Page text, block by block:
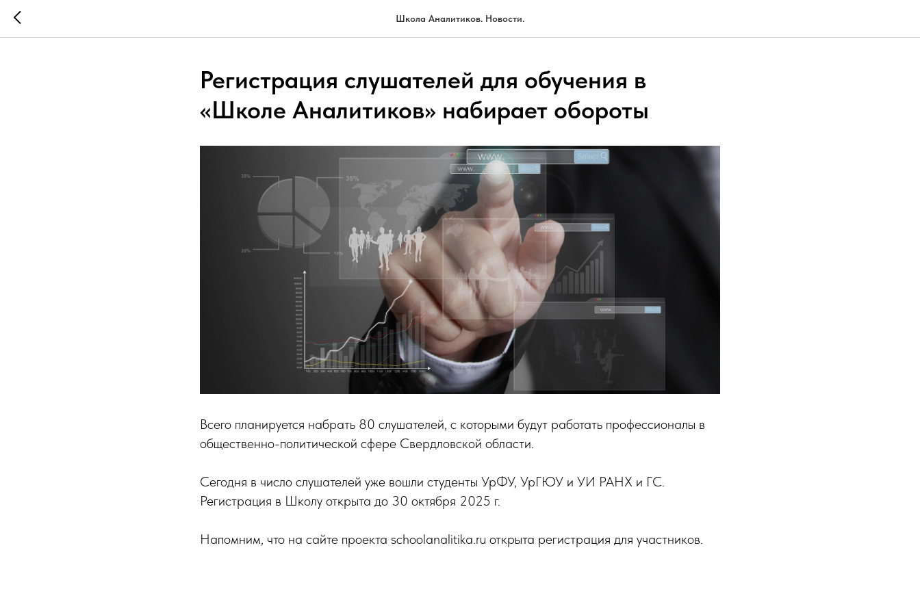
Школа Аналитиков. Новости.
Регистрация слушателей для обучения в
«Школе Аналитиков» набирает обороты
Всего планируется набрать 80 слушателей, с которыми будут работать профессионалы в
общественно-политической сфере Свердловской области.
Сегодня в число слушателей уже вошли студенты УрФУ, УрГЮУ и УИ РАНХ и ГС.
Регистрация в Школу открыта до 30 октября 2025 г.
Напомним, что на сайте проекта schoolanalitika.ru открыта регистрация для участников.